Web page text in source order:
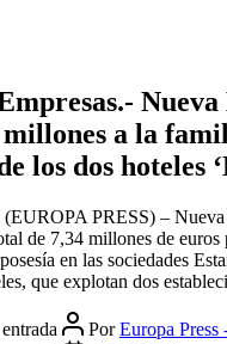
Nueva
millones a la
los dos hoteles
PRESS) – Nueva
de 7,34 millones de euros
en las sociedades
que explotan dos
PorEuropa Press